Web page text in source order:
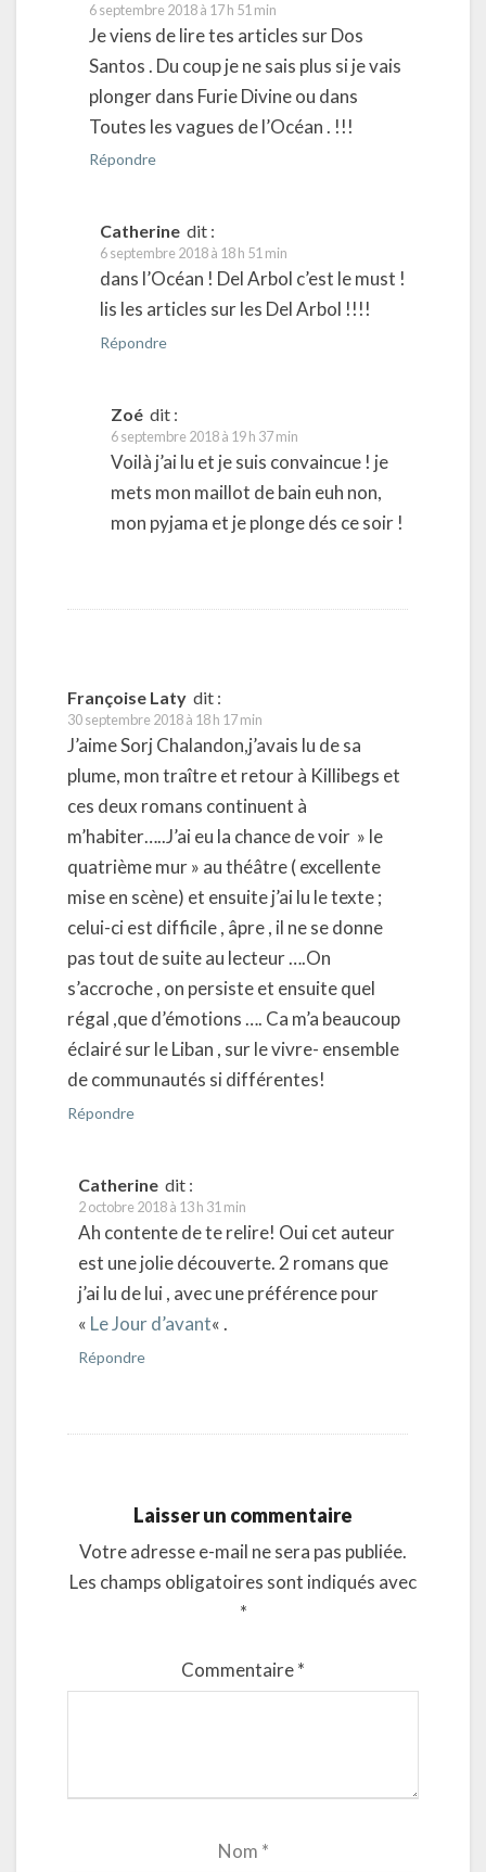
6 septembre 2018 à 17 h 51 min
Je viens de lire tes articles sur Dos
Santos . Du coup je ne sais plus si je vais
plonger dans Furie Divine ou dans
Toutes les vagues de l’Océan . !!!
Répondre
Catherine dit :
6 septembre 2018 à 18 h 51 min
dans l’Océan ! Del Arbol c’est le must !
lis les articles sur les Del Arbol !!!!
Répondre
Zoé dit :
6 septembre 2018 à 19 h 37 min
Voilà j’ai lu et je suis convaincue ! je
mets mon maillot de bain euh non,
mon pyjama et je plonge dés ce soir !
Françoise Laty dit :
30 septembre 2018 à 18 h 17 min
J’aime Sorj Chalandon,j’avais lu de sa
plume, mon traître et retour à Killibegs et
ces deux romans continuent à
m’habiter…..J’ai eu la chance de voir » le
quatrième mur » au théâtre ( excellente
mise en scène) et ensuite j’ai lu le texte ;
celui-ci est difficile , âpre , il ne se donne
pas tout de suite au lecteur ….On
s’accroche , on persiste et ensuite quel
régal ,que d’émotions …. Ca m’a beaucoup
éclairé sur le Liban , sur le vivre- ensemble
de communautés si différentes!
Répondre
Catherine dit :
2 octobre 2018 à 13 h 31 min
Ah contente de te relire! Oui cet auteur
est une jolie découverte. 2 romans que
j’ai lu de lui , avec une préférence pour
« Le Jour d’avant« .
Répondre
Laisser un commentaire
Votre adresse e-mail ne sera pas publiée.
Les champs obligatoires sont indiqués avec
*
Commentaire*
Nom *